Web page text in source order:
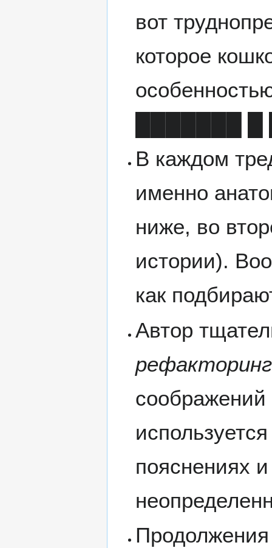
вот
которое
В каждом
именно
ниже, во
истории).
как
Автор
пояснениях